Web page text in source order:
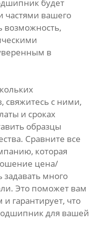
будет
частями вашего
возможность,
в
свяжитесь с ними,
и сроках
образцы
Сравните все
которая
цена/
задавать много
Это поможет вам
гарантирует, что
для вашей